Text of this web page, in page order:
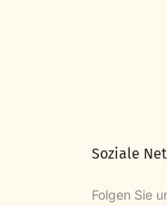
Soziale
Folgen Sie